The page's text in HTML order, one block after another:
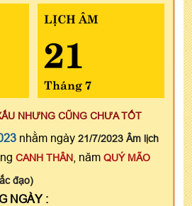
LỊCH ÂM
21
Tháng 7
NHƯNG CŨNG CHƯA TỐT
nhằm ngày 21/7/2023 Âm lịch
CANH THÂN , năm QUÝ MÃO
đạo)
NGÀY :